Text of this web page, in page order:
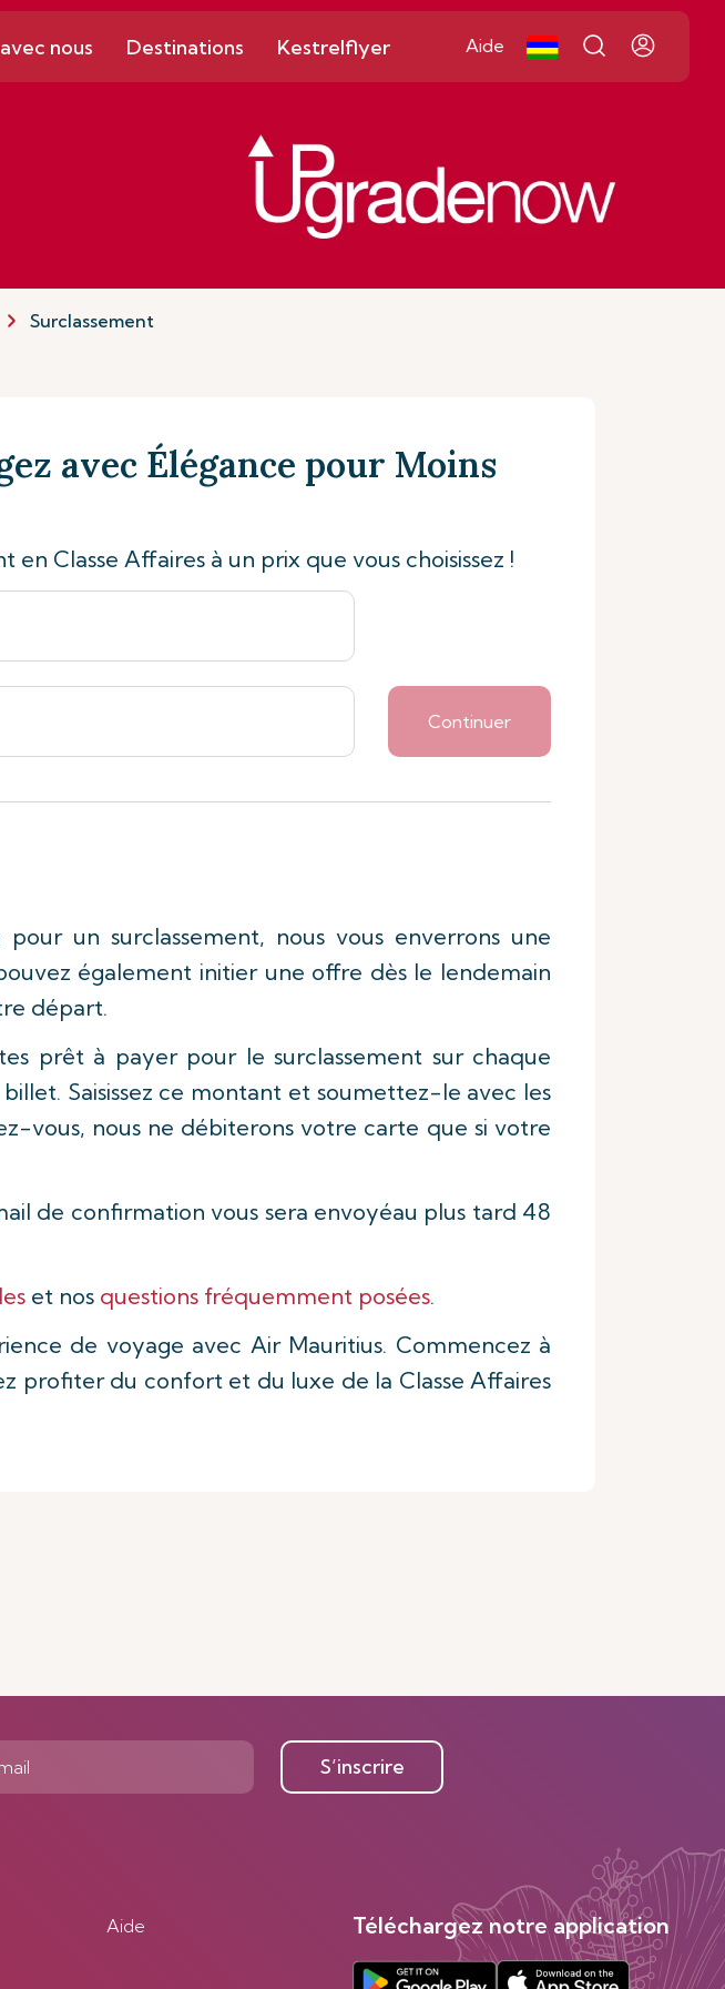
nous Destinations Kestrelflyer Aide
Surclassement
avec Élégance pour Moins
Classe Affaires à un prix que vous choisissez !
Continuer
un surclassement, nous vous enverrons une
également initier une offre dès le lendemain
départ.
prêt à payer pour le surclassement sur chaque
Saisissez ce montant et soumettez-le avec les
vous, nous ne débiterons votre carte que si votre
de confirmation vous sera envoyéau plus tard 48
et nos questions fréquemment posées.
de voyage avec Air Mauritius. Commencez à
profiter du confort et du luxe de la Classe Affaires
S’inscrire
Aide Téléchargez notre application